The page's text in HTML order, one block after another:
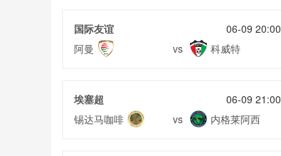
回放
05月21日 国际米兰vs拉齐奥 全场录像回放
05月20日 塞维利亚vs皇家马德里 全场录像回放
国际友谊
06-09 20:00
阿曼
vs 科威特
埃塞超
06-09 21:00
锡达马咖啡
vs 内格莱阿西